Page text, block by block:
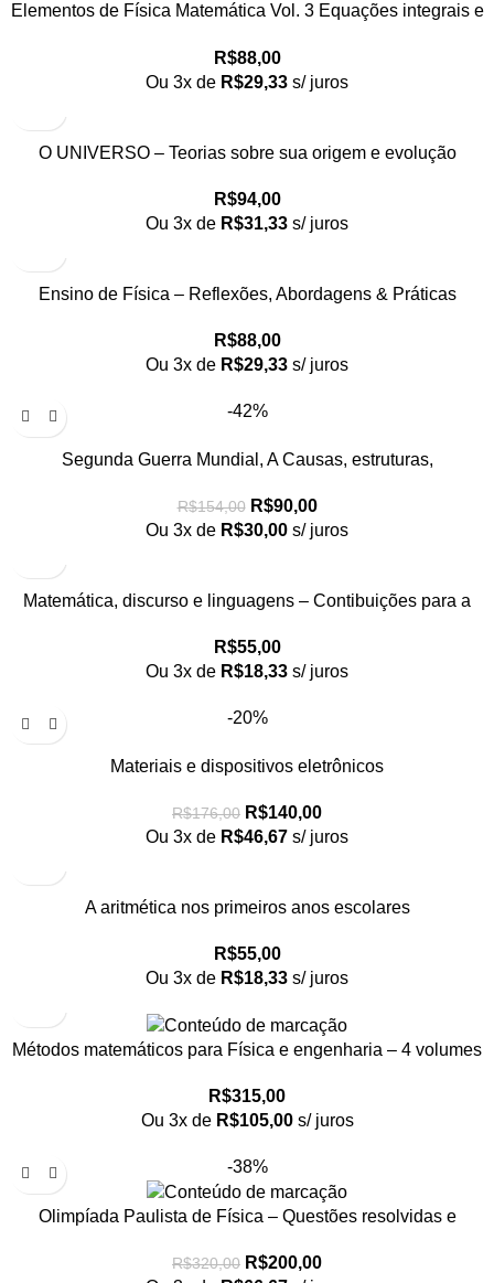
Elementos de Física Matemática Vol. 3 Equações integrais e
R$88,00
Ou 3x de R$29,33 s/ juros
O UNIVERSO – Teorias sobre sua origem e evolução
R$94,00
Ou 3x de R$31,33 s/ juros
Ensino de Física – Reflexões, Abordagens & Práticas
R$88,00
Ou 3x de R$29,33 s/ juros
-42%
Segunda Guerra Mundial, A Causas, estruturas,
R$154,00 R$90,00
Ou 3x de R$30,00 s/ juros
Matemática, discurso e linguagens – Contibuições para a
R$55,00
Ou 3x de R$18,33 s/ juros
-20%
Materiais e dispositivos eletrônicos
R$176,00 R$140,00
Ou 3x de R$46,67 s/ juros
A aritmética nos primeiros anos escolares
R$55,00
Ou 3x de R$18,33 s/ juros
Métodos matemáticos para Física e engenharia – 4 volumes
R$315,00
Ou 3x de R$105,00 s/ juros
-38%
Olimpíada Paulista de Física – Questões resolvidas e
R$320,00 R$200,00